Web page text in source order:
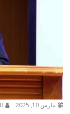
مارس 10, 2025